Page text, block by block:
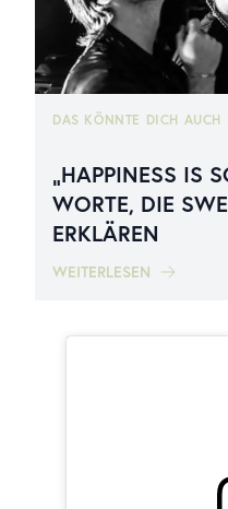
DAS KÖNNTE DICH AUCH
„HAPPINESS IS
WORTE, DIE
ERKLÄREN
WEITERLESEN